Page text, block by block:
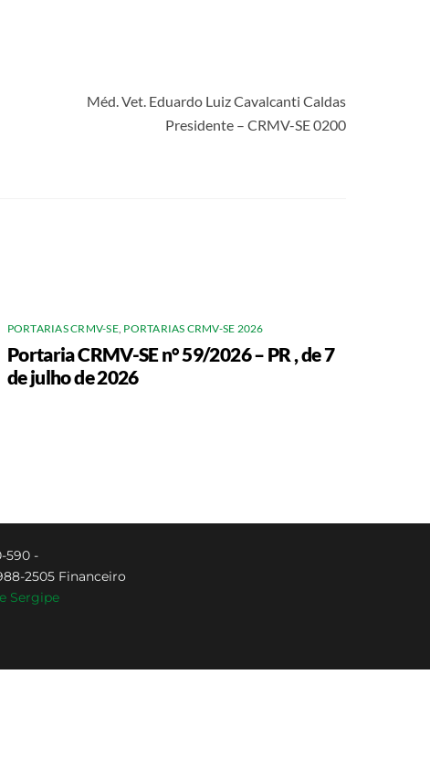
Méd. Vet. Eduardo Luiz Cavalcanti Caldas
Presidente – CRMV-SE 0200
PORTARIAS CRMV-SE, PORTARIAS CRMV-SE 2026
Portaria CRMV-SE n° 59/2026 – PR , de 7
de julho de 2026
590 -
2505 Financeiro
Sergipe